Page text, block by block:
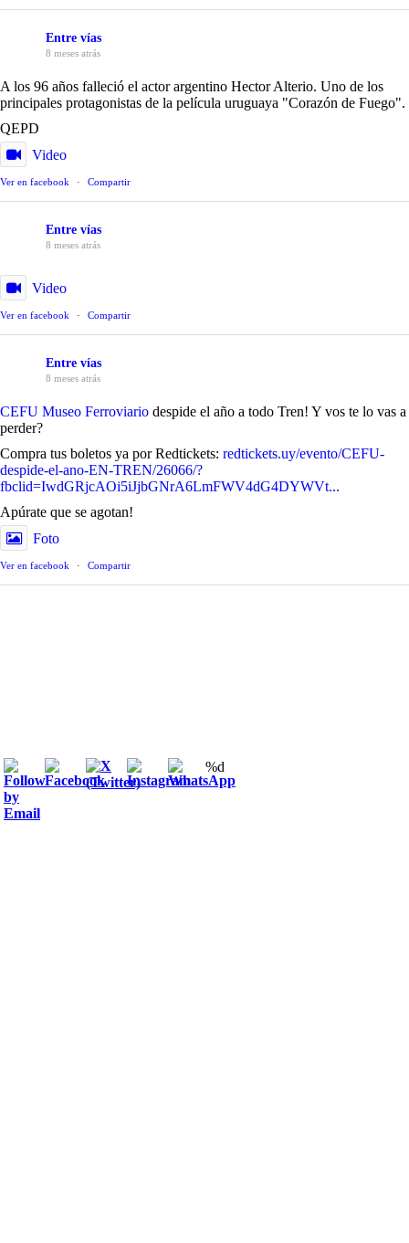
Entre vías
8 meses atrás
A los 96 años falleció el actor argentino Hector Alterio. Uno de los
principales protagonistas de la película uruguaya "Corazón de Fuego".
QEPD
Video
Ver en facebook · Compartir
Entre vías
8 meses atrás
Video
Ver en facebook · Compartir
Entre vías
8 meses atrás
CEFU Museo Ferroviario despide el año a todo Tren! Y vos te lo vas a
perder?
Compra tus boletos ya por Redtickets: redtickets.uy/evento/CEFU-
despide-el-ano-EN-TREN/26066/?
fbclid=IwdGRjcAOi5iJjbGNrA6LmFWV4dG4DYWVt...
Apúrate que se agotan!
Foto
Ver en facebook · Compartir
%d